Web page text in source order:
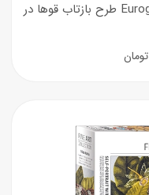
پازل 1000 تکه یوروگرافیکس Eurographics طرح بازتاب قوها در
تومان